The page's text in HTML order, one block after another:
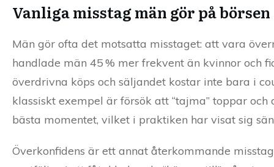
Vanliga misstag män gör på börsen
Män gör ofta det motsatta misstaget: att vara
handlade män 45 % mer frekvent än kvinnor och
överdrivna köps och säljandet kostar inte bara i
klassiskt exempel är försök att “tajma” toppar
bästa momentet, vilket i praktiken har visat sig
Överkonfidens är ett annat återkommande